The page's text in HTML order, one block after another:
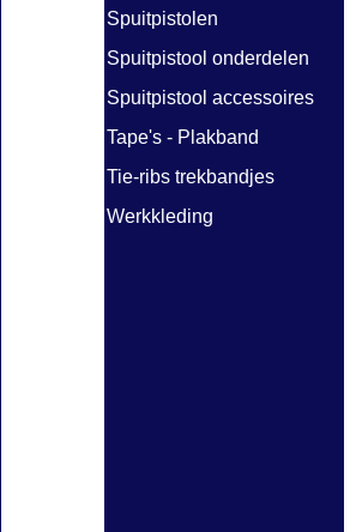
Spuitpistolen
Spuitpistool onderdelen
Spuitpistool accessoires
Tape's - Plakband
Tie-ribs trekbandjes
Werkkleding